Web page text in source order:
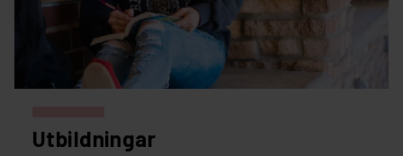
Utbildningar